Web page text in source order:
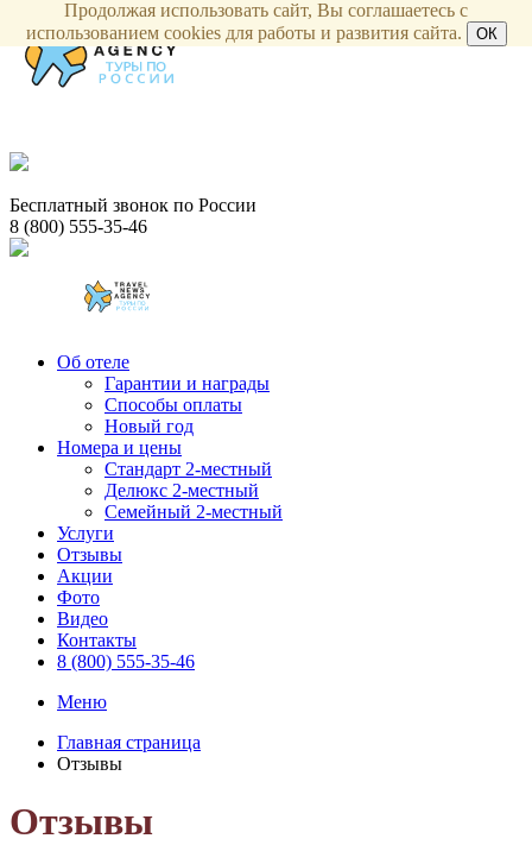
Бесплатный звонок по России
8 (800) 555-35-46
Об отеле
Гарантии и награды
Способы оплаты
Новый год
Номера и цены
Стандарт 2-местный
Делюкс 2-местный
Семейный 2-местный
Услуги
Отзывы
Акции
Фото
Видео
Контакты
8 (800) 555-35-46
Меню
Главная страница
Отзывы
Отзывы
Продолжая использовать сайт, Вы соглашаетесь с
использованием cookies для работы и развития сайта.
ОК